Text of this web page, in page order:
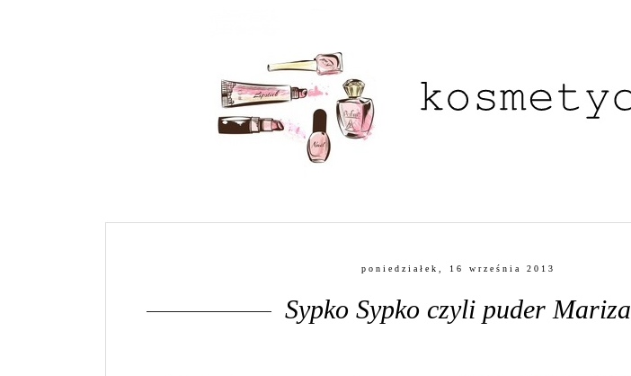
poniedziałek, 16 września 2013
Sypko Sypko czyli puder Mariza